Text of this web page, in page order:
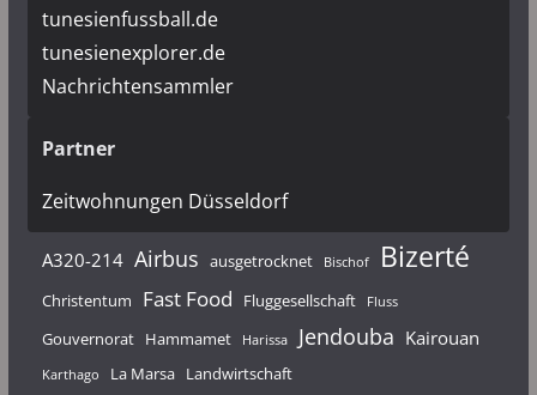
tunesienfussball.de
tunesienexplorer.de
Nachrichtensammler
Partner
Zeitwohnungen Düsseldorf
A320-214 Airbus ausgetrocknet Bischof Bizerté
Christentum Fast Food Fluggesellschaft Fluss
Gouvernorat Hammamet Harissa Jendouba Kairouan
Karthago La Marsa Landwirtschaft